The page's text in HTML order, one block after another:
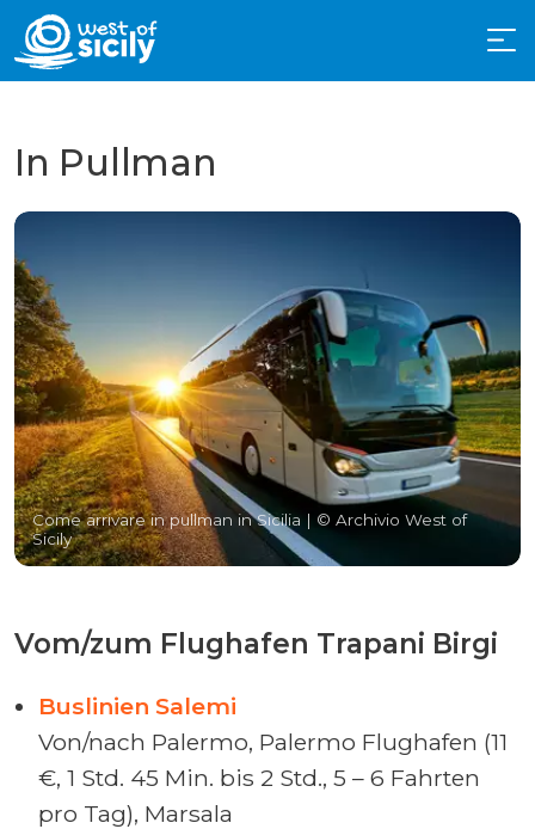
In Pullman
Come arrivare in pullman in Sicilia | © Archivio West of
Sicily
Vom/zum Flughafen Trapani Birgi
Buslinien Salemi
Von/nach Palermo, Palermo Flughafen (11
€, 1 Std. 45 Min. bis 2 Std., 5 – 6 Fahrten
pro Tag), Marsala